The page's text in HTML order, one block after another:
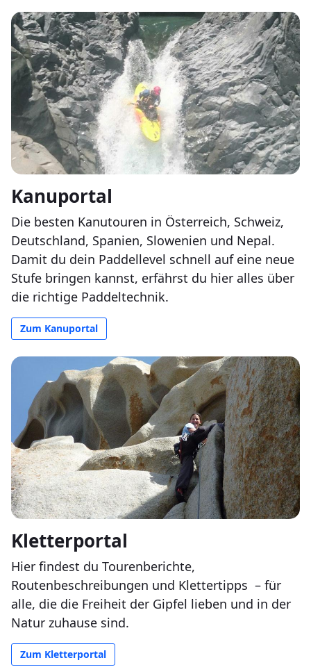
Kanuportal
Die besten Kanutouren in Österreich, Schweiz,
Deutschland, Spanien, Slowenien und Nepal.
Damit du dein Paddellevel schnell auf eine neue
Stufe bringen kannst, erfährst du hier alles über
die richtige Paddeltechnik.
Zum Kanuportal
Kletterportal
Hier findest du Tourenberichte,
Routenbeschreibungen und Klettertipps – für
alle, die die Freiheit der Gipfel lieben und in der
Natur zuhause sind.
Zum Kletterportal